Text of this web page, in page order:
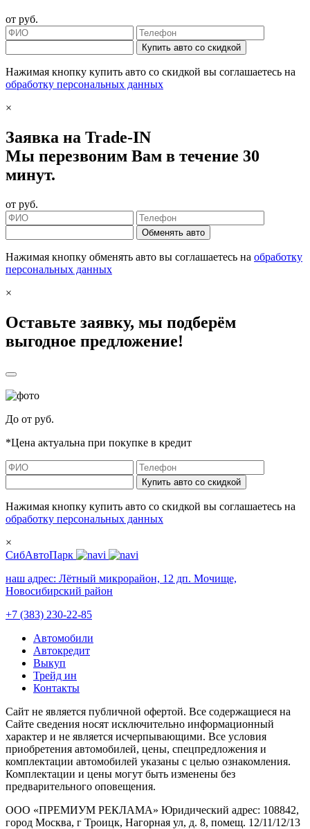
от руб.
Купить авто со скидкой
Нажимая кнопку купить авто со скидкой вы соглашаетесь на
обработку персональных данных
×
Заявка на Trade-IN
Мы перезвоним Вам в течение 30
минут.
от руб.
Обменять авто
Нажимая кнопку обменять авто вы соглашаетесь на обработку
персональных данных
×
Оставьте заявку, мы подберём
выгодное предложение!
До от руб.
*Цена актуальна при покупке в кредит
Купить авто со скидкой
Нажимая кнопку купить авто со скидкой вы соглашаетесь на
обработку персональных данных
×
СибАвтоПарк
наш адрес: Лётный микрорайон, 12 дп. Мочище,
Новосибирский район
+7 (383) 230-22-85
Автомобили
Автокредит
Выкуп
Трейд ин
Контакты
Cайт не является публичной офертой. Все содержащиеся на
Сайте сведения носят исключительно информационный
характер и не является исчерпывающими. Все условия
приобретения автомобилей, цены, спецпредложения и
комплектации автомобилей указаны с целью ознакомления.
Комплектации и цены могут быть изменены без
предварительного оповещения.
ООО «ПРЕМИУМ РЕКЛАМА» Юридический адрес: 108842,
город Москва, г Троицк, Нагорная ул, д. 8, помещ. 12/11/12/13